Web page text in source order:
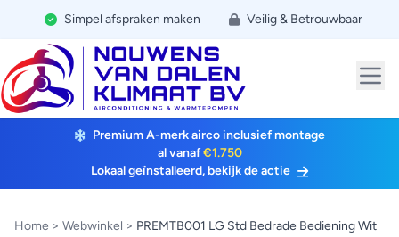
Simpel afspraken maken Veilig & Betrouwbaar
Premium A-merk airco inclusief montage
al vanaf€1.750
Lokaal geïnstalleerd, bekijk de actie
Home > Webwinkel > PREMTB001 LG Std Bedrade Bediening Wit